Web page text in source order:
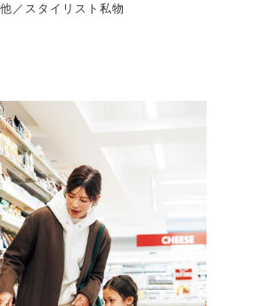
／スタイリスト私物